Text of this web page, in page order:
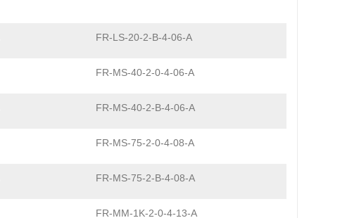
FR-LS-20-2-B-4-06-A
FR-MS-40-2-0-4-06-A
FR-MS-40-2-B-4-06-A
FR-MS-75-2-0-4-08-A
FR-MS-75-2-B-4-08-A
FR-MM-1K-2-0-4-13-A